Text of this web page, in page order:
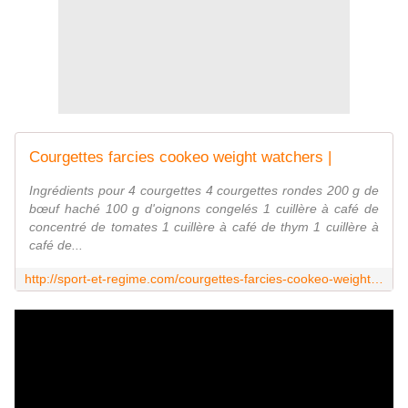
Courgettes farcies cookeo weight watchers |
Ingrédients pour 4 courgettes 4 courgettes rondes 200 g de
bœuf haché 100 g d'oignons congelés 1 cuillère à café de
concentré de tomates 1 cuillère à café de thym 1 cuillère à
café de...